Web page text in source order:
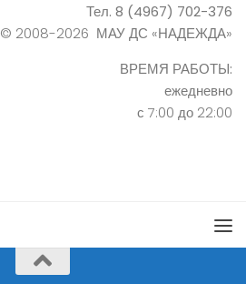
Тел. 8 (4967) 702-376
© 2008-2026 МАУ ДС «НАДЕЖДА»
ВРЕМЯ РАБОТЫ:
ежедневно
с 7:00 до 22:00